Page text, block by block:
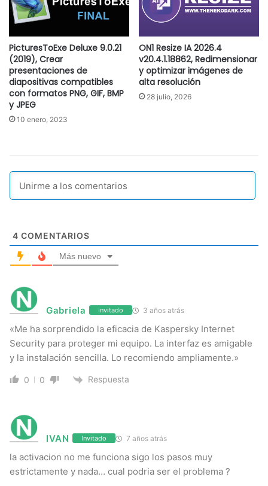
PicturesToExe Deluxe 9.0.21
(2019), Crear
presentaciones de
diapositivas compatibles
con formatos PNG, GIF, BMP
y JPEG
10 enero, 2023
ON1 Resize IA 2026.4
v20.4.1.18862, Redimensionar
y optimizar imágenes de
alta resolución
28 julio, 2026
4 COMENTARIOS
Más nuevo
Gabriela Invitado 3 años atrás
«Me ha sorprendido la eficacia de Kaspersky Internet
Security para proteger mi equipo. La interfaz es amigable
y la instalación sencilla. Lo recomiendo ampliamente.»
0 0 Respuesta
IVAN Invitado 7 años atrás
la activacion no me funciona sigo los pasos muy
estrictamente y nada… cual podria ser el problema ?